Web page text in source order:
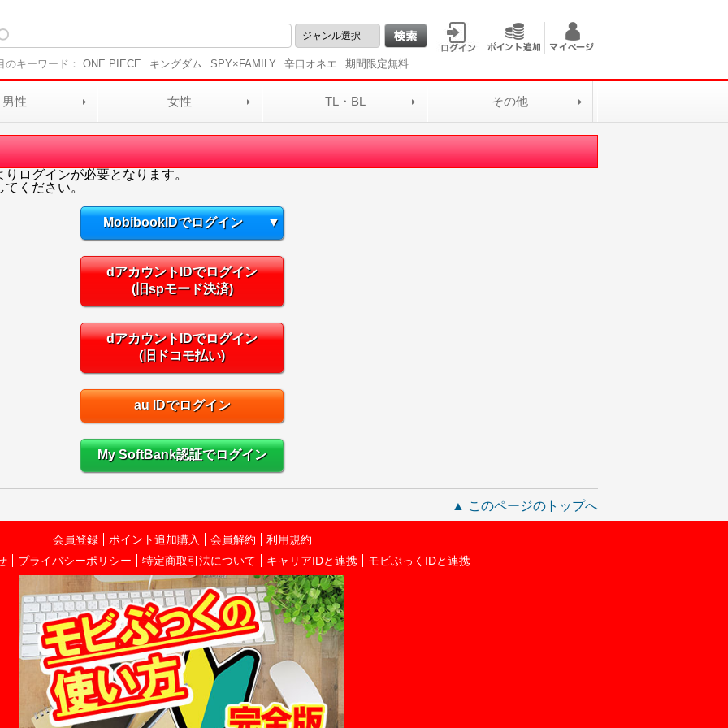
のキーワード： ONE PIECE キングダム SPY×FAMILY 辛口オネエ 期間限定無料
男性 女性 TL・BL その他
ログインが必要となります。
ください。
MobibookIDでログイン ▼
dアカウントIDでログイン
(旧spモード決済)
dアカウントIDでログイン
(旧ドコモ払い)
au IDでログイン
My SoftBank認証でログイン
▲ このページのトップへ
会員登録 ポイント追加購入 会員解約
利用規約
プライバシーポリシー 特定商取引法について キャリアIDと連携 モビぶっくIDと連携